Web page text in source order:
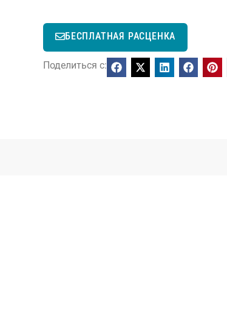
БЕСПЛАТНАЯ РАСЦЕНКА
Поделиться с: